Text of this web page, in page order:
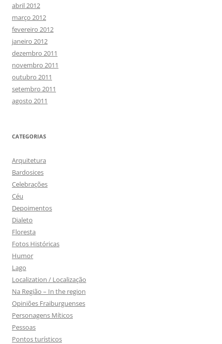
abril 2012
março 2012
fevereiro 2012
janeiro 2012
dezembro 2011
novembro 2011
outubro 2011
setembro 2011
agosto 2011
CATEGORIAS
Arquitetura
Bardosices
Celebrações
Céu
Depoimentos
Dialeto
Floresta
Fotos Históricas
Humor
Lago
Localization / Localização
Na Região – In the region
Opiniões Fraiburguenses
Personagens Míticos
Pessoas
Pontos turísticos